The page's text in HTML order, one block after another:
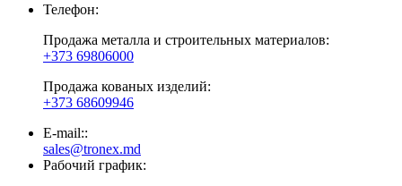
Телефон:
Продажа металла и строительных материалов:
+373 69806000
Продажа кованых изделий:
+373 68609946
E-mail::
sales@tronex.md
Рабочий график: